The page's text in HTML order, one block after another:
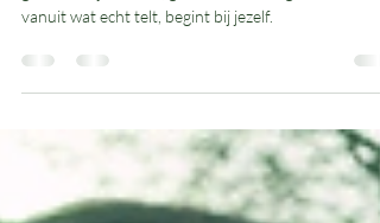
Ontdek waarom jouw persoonlijke waarden richting